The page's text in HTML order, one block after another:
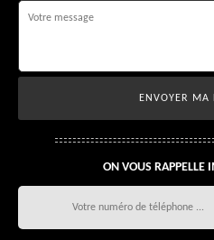
ON VOUS RAPPELLE